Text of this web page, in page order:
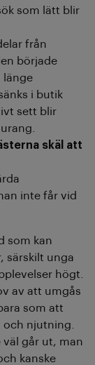
som lätt blir
från
började
länge
i butik
sett blir
skäl att
inte får vid
som kan
särskilt unga
högt.
av att umgås
som att
och njutning.
väl går ut, man
kanske